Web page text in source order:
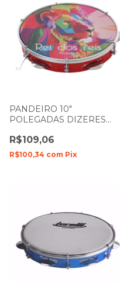
PANDEIRO 10"
POLEGADAS DIZERES
REIS PELE LEITOSA
VANGUARDA SPANKING
R$109,06
R$100,34 com Pix